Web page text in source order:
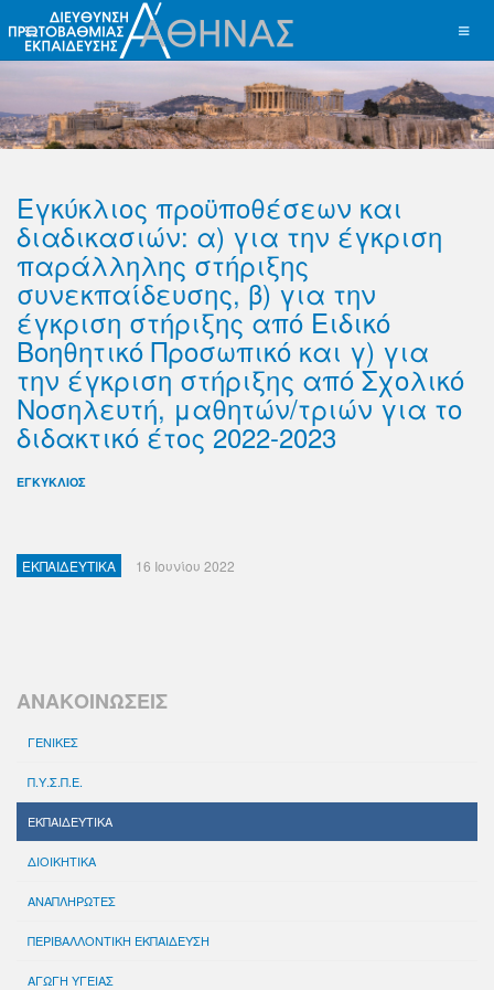
Εγκύκλιος προϋποθέσεων και
διαδικασιών: α) για την έγκριση
παράλληλης στήριξης
συνεκπαίδευσης, β) για την
έγκριση στήριξης από Ειδικό
Βοηθητικό Προσωπικό και γ) για
την έγκριση στήριξης από Σχολικό
Νοσηλευτή, μαθητών/τριών για το
διδακτικό έτος 2022-2023
ΕΓΚΥΚΛΙΟΣ
ΕΚΠΑΙΔΕΥΤΙΚΑ 16 Ιουνίου 2022
ΑΝΑΚΟΙΝΩΣΕΙΣ
ΓΕΝΙΚΕΣ
Π.Υ.Σ.Π.Ε.
ΕΚΠΑΙΔΕΥΤΙΚΑ
ΔΙΟΙΚΗΤΙΚΑ
ΑΝΑΠΛΗΡΩΤΕΣ
ΠΕΡΙΒΑΛΛΟΝΤΙΚΗ ΕΚΠΑΙΔΕΥΣΗ
ΑΓΩΓΗ ΥΓΕΙΑΣ